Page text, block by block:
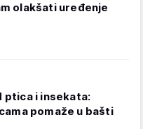
olakšati uređenje
ptica i insekata:
pomaže u bašti